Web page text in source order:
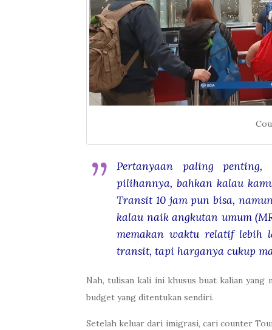
Pertanyaan paling
pilihannya, bahkan kalau
Transit 10 jam pun bisa,
kalau naik angkutan umum
memakan waktu relatif lebih
transit, tapi harganya cukup
Nah, tulisan kali ini khusus buat kalian yang
budget yang ditentukan sendiri.
Setelah keluar dari imigrasi, cari counter